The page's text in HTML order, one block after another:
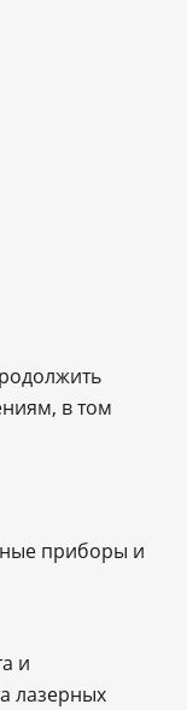
в том
приборы и
и
лазерных